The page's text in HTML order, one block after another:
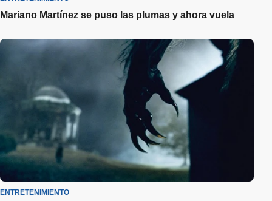
Mariano Martínez se puso las plumas y ahora vuela
ENTRETENIMIENTO